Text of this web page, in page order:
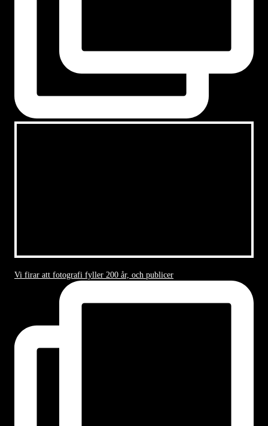
Vi firar att fotografi fyller 200 år, och publicer